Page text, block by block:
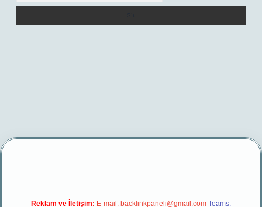
yeni giriş
Reklam ve İletişim: E-mail: backlinkpaneli@gmail.com Teams: